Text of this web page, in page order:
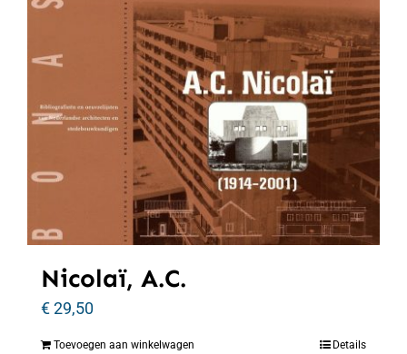
Nicolaï, A.C.
€29,50
Toevoegen aan winkelwagen Details